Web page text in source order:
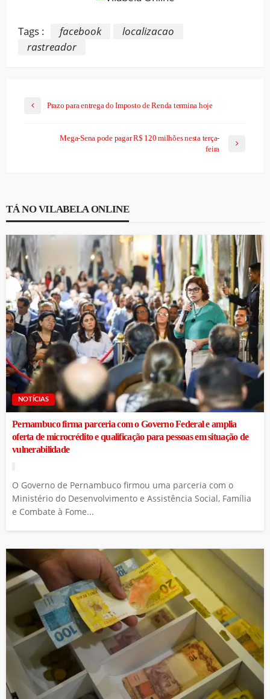
Tags : facebook
localizacao
rastreador
Prazo para entrega do Imposto de Renda termina hoje
Mega-Sena pode pagar R$ 120 milhões nesta terça-
feira
TÁ NO VILABELA ONLINE
NOTÍCIAS
Pernambuco firma parceria com o Governo Federal e amplia
oferta de microcrédito e qualificação para pessoas em situação de
vulnerabilidade
O Governo de Pernambuco firmou uma parceria com o
Ministério do Desenvolvimento e Assistência Social, Família
e Combate à Fome...